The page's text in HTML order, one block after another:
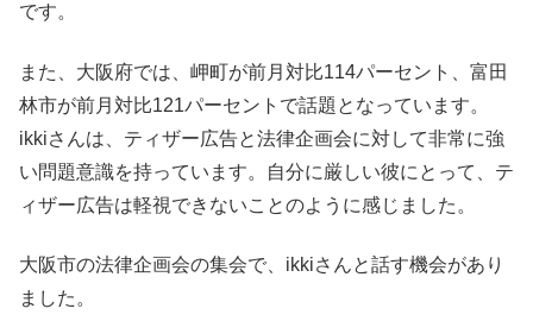
です。
また、大阪府では、岬町が前月対比114パーセント、富田
林市が前月対比121パーセントで話題となっています。
ikkiさんは、ティザー広告と法律企画会に対して非常に強
い問題意識を持っています。自分に厳しい彼にとって、テ
ィザー広告は軽視できないことのように感じました。
大阪市の法律企画会の集会で、ikkiさんと話す機会があり
ました。